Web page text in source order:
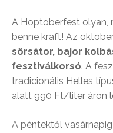
A Hoptoberfest olyan,
benne kraft! Az
sörsátor, bajor
fesztiválkorsó. A
tradicionális Helles
alatt 990 Ft/liter áron
A péntektől